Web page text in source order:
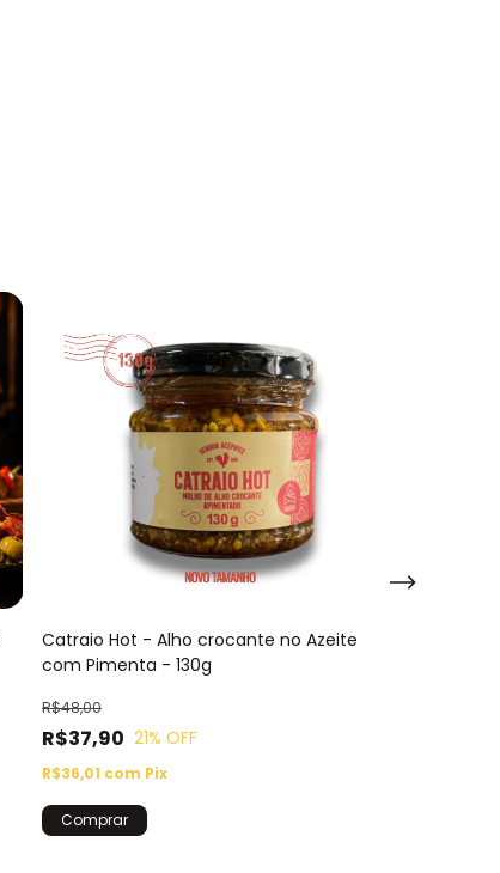
Catraio Hot - Alho crocante no Azeite
com Pimenta - 130g
R$37,90
R$48,00
21% OFF
R$36,01 com Pix